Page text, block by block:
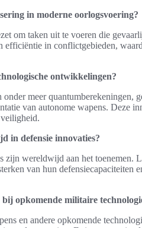
in moderne oorlogsvoering?
om taken uit te voeren die
in conflictgebieden,
ontwikkelingen?
meer quantumberekeningen,
van autonome wapens. Deze
in defensie innovaties?
zijn wereldwijd aan het toenemen.
van hun defensiecapaciteiten
opkomende militaire
en andere opkomende